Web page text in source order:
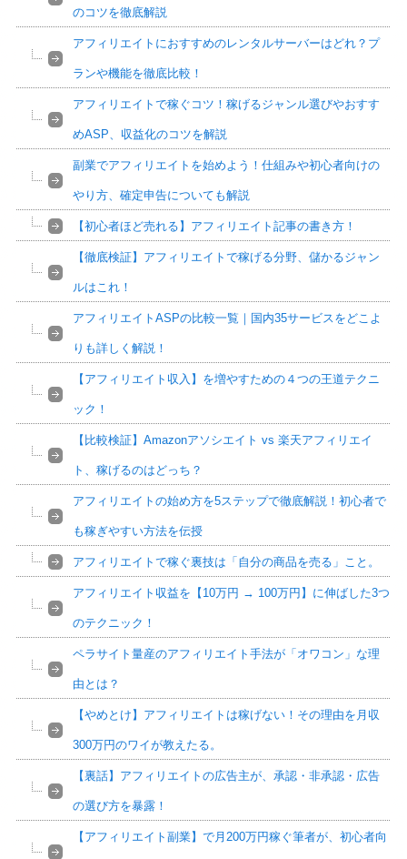
のコツを徹底解説
アフィリエイトにおすすめのレンタルサーバーはどれ？プ
ランや機能を徹底比較！
アフィリエイトで稼ぐコツ！稼げるジャンル選びやおすす
めASP、収益化のコツを解説
副業でアフィリエイトを始めよう！仕組みや初心者向けの
やり方、確定申告についても解説
【初心者ほど売れる】アフィリエイト記事の書き方！
【徹底検証】アフィリエイトで稼げる分野、儲かるジャン
ルはこれ！
アフィリエイトASPの比較一覧｜国内35サービスをどこよ
りも詳しく解説！
【アフィリエイト収入】を増やすための４つの王道テクニ
ック！
【比較検証】Amazonアソシエイト vs 楽天アフィリエイ
ト、稼げるのはどっち？
アフィリエイトの始め方を5ステップで徹底解説！初心者で
も稼ぎやすい方法を伝授
アフィリエイトで稼ぐ裏技は「自分の商品を売る」こと。
アフィリエイト収益を【10万円 → 100万円】に伸ばした3つ
のテクニック！
ペラサイト量産のアフィリエイト手法が「オワコン」な理
由とは？
【やめとけ】アフィリエイトは稼げない！その理由を月収
300万円のワイが教えたる。
【裏話】アフィリエイトの広告主が、承認・非承認・広告
の選び方を暴露！
【アフィリエイト副業】で月200万円稼ぐ筆者が、初心者向